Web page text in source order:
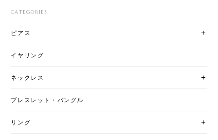
CATEGORIES
ピアス
イヤリング
ネックレス
ブレスレット・バングル
リング